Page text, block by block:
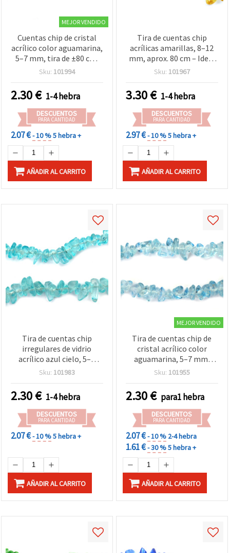
MEJOR VENDIDO
Cuentas chip de cristal
acrílico color aguamarina,
5–7 mm, tira de ±80 cm,
translúcidas – para
Sku: 101994
2.30€ 1-4 hebra
DESCUENTOS
PARA CANTIDAD
2.07 €- 10 %5 hebra +
AÑADIR AL CARRITO
Tira de cuentas chip
acrílicas amarillas, 8–12
mm, aprox. 80 cm – Ideal
para bisutería,
decoración
Sku: 101967
3.30€ 1-4 hebra
DESCUENTOS
PARA CANTIDAD
2.97 €- 10 %5 hebra +
AÑADIR AL CARRITO
Tira de cuentas chip
irregulares de vidrio
acrílico azul cielo, 5–7
mm, aprox. 80 cm – Ideal
manualidades
Sku: 101983
2.30€ 1-4 hebra
DESCUENTOS
PARA CANTIDAD
2.07 €- 10 %5 hebra +
AÑADIR AL CARRITO
MEJOR VENDIDO
Tira de cuentas chip de
cristal acrílico color
aguamarina, 5–7 mm,
aprox. 80 cm - Ideal para
decorativas
Sku: 101955
2.30€ para1 hebra
DESCUENTOS
PARA CANTIDAD
2.07 €- 10 % 2-4 hebra
1.61 €- 30 %5 hebra +
AÑADIR AL CARRITO